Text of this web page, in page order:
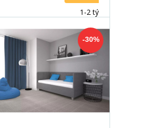
1-2 týdny
-30%